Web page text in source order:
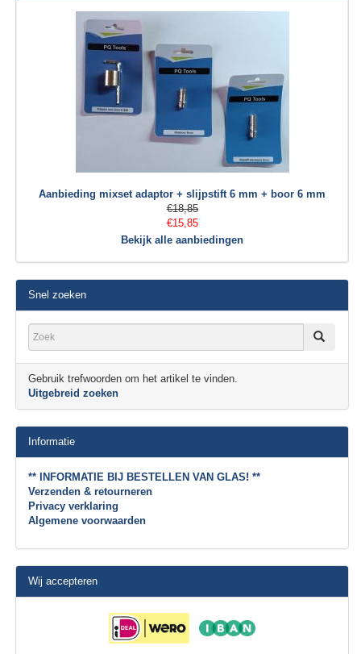
Aanbieding mixset adaptor + slijpstift 6 mm + boor 6 mm
€18,85
€15,85
Bekijk alle aanbiedingen
Snel zoeken
Gebruik trefwoorden om het artikel te vinden.
Uitgebreid zoeken
Informatie
** INFORMATIE BIJ BESTELLEN VAN GLAS! **
Verzenden & retourneren
Privacy verklaring
Algemene voorwaarden
Wij accepteren